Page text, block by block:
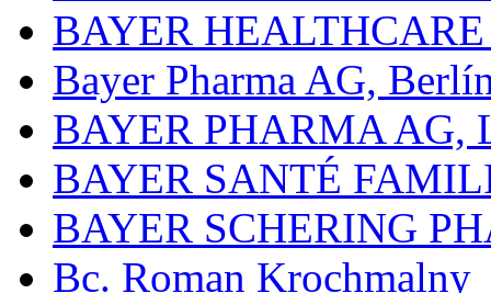
BAYER
Bayer Pharma AG,
BAYER PHARMA AG,
BAYER SANTÉ
BAYER SCHERING
Bc. Roman Krochmalny